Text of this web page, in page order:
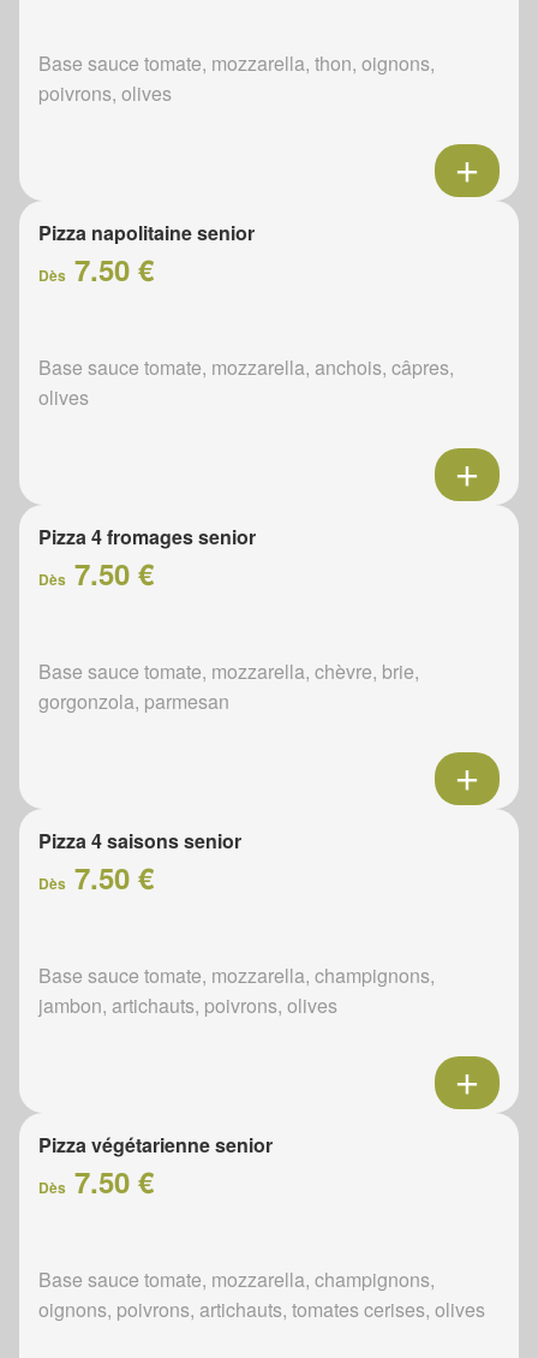
Base sauce tomate, mozzarella, thon, oignons,
poivrons, olives
Pizza napolitaine senior
Dès 7.50 €
Base sauce tomate, mozzarella, anchois, câpres,
olives
Pizza 4 fromages senior
Dès 7.50 €
Base sauce tomate, mozzarella, chèvre, brie,
gorgonzola, parmesan
Pizza 4 saisons senior
Dès 7.50 €
Base sauce tomate, mozzarella, champignons,
jambon, artichauts, poivrons, olives
Pizza végétarienne senior
Dès 7.50 €
Base sauce tomate, mozzarella, champignons,
oignons, poivrons, artichauts, tomates cerises, olives